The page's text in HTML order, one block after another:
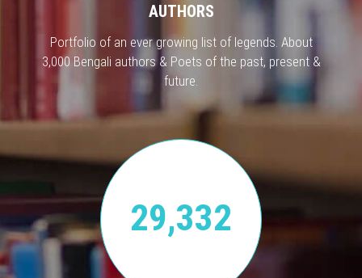
AUTHORS
Portfolio of an ever growing list of legends. About
3,000 Bengali authors & Poets of the past, present &
future.
29,332